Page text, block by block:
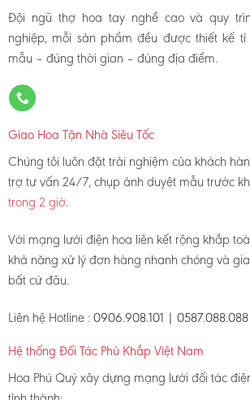
Đội ngũ thợ hoa tay nghề cao và quy
nghiệp, mỗi sản phẩm đều được thiết kế
mẫu – đúng thời gian – đúng địa điểm.
Giao Hoa Tận Nhà Siêu Tốc
Chúng tôi luôn đặt trải nghiệm của khách
trợ tư vấn 24/7, chụp ảnh duyệt mẫu trước
trong 2 giờ.
Với mạng lưới điện hoa liên kết rộng khắp
khả năng xử lý đơn hàng nhanh chóng và
bất cứ đâu.
Liên hệ Hotline : 0906.908.101 | 0587.088.088
Hệ thống Đối Tác Phủ Khắp Việt Nam
Hoa Phú Quý xây dựng mạng lưới đối tác